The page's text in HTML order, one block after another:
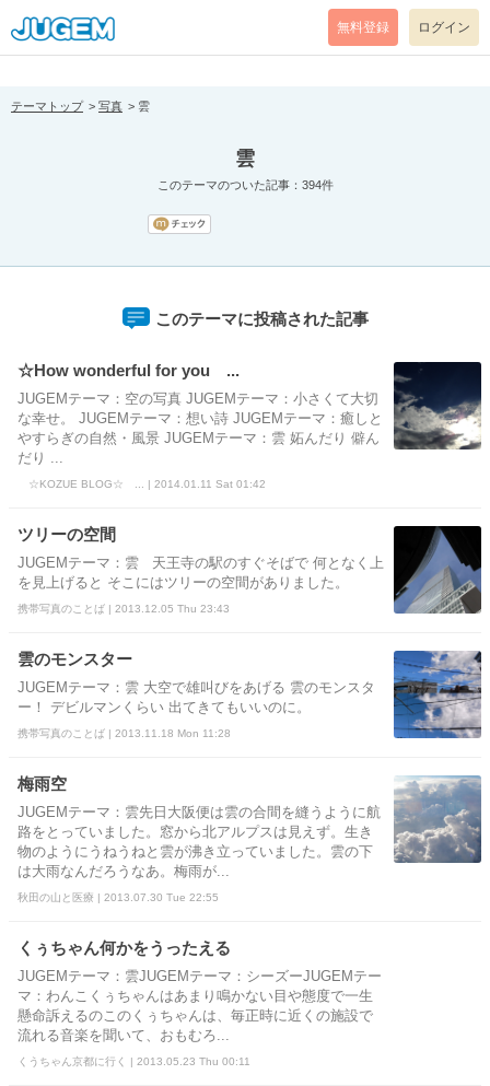
[pear_error: message="Success" code=0 mode=return level=notice
prefix="" info=""]
無料登録 ログイン
テーマトップ 写真 雲
雲
このテーマのついた記事：394件
このテーマに投稿された記事
☆How wonderful for you ...
JUGEMテーマ：空の写真 JUGEMテーマ：小さくて大切
な幸せ。 JUGEMテーマ：想い詩 JUGEMテーマ：癒しと
やすらぎの自然・風景 JUGEMテーマ：雲 妬んだり 僻ん
だり ...
☆KOZUE BLOG☆ ... | 2014.01.11 Sat 01:42
ツリーの空間
JUGEMテーマ：雲 天王寺の駅のすぐそばで 何となく上
を見上げると そこにはツリーの空間がありました。
携帯写真のことば | 2013.12.05 Thu 23:43
雲のモンスター
JUGEMテーマ：雲 大空で雄叫びをあげる 雲のモンスタ
ー！ デビルマンくらい 出てきてもいいのに。
携帯写真のことば | 2013.11.18 Mon 11:28
梅雨空
JUGEMテーマ：雲先日大阪便は雲の合間を縫うように航
路をとっていました。窓から北アルプスは見えず。生き
物のようにうねうねと雲が沸き立っていました。雲の下
は大雨なんだろうなあ。梅雨が...
秋田の山と医療 | 2013.07.30 Tue 22:55
くぅちゃん何かをうったえる
JUGEMテーマ：雲JUGEMテーマ：シーズーJUGEMテー
マ：わんこくぅちゃんはあまり鳴かない目や態度で一生
懸命訴えるのこのくぅちゃんは、毎正時に近くの施設で
流れる音楽を聞いて、おもむろ...
くうちゃん京都に行く | 2013.05.23 Thu 00:11